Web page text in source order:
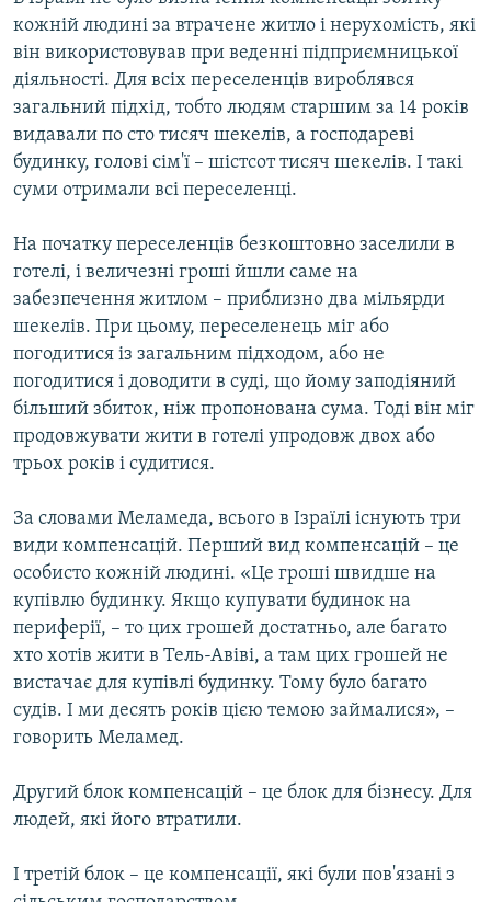
кожній людині за втрачене житло і нерухомість, які
він використовував при веденні підприємницької
діяльності. Для всіх переселенців вироблявся
загальний підхід, тобто людям старшим за 14 років
видавали по сто тисяч шекелів, а господареві
будинку, голові сім'ї – шістсот тисяч шекелів. І такі
суми отримали всі переселенці.
На початку переселенців безкоштовно заселили в
готелі, і величезні гроші йшли саме на
забезпечення житлом – приблизно два мільярди
шекелів. При цьому, переселенець міг або
погодитися із загальним підходом, або не
погодитися і доводити в суді, що йому заподіяний
більший збиток, ніж пропонована сума. Тоді він міг
продовжувати жити в готелі упродовж двох або
трьох років і судитися.
За словами Меламеда, всього в Ізраїлі існують три
види компенсацій. Перший вид компенсацій – це
особисто кожній людині. «Це гроші швидше на
купівлю будинку. Якщо купувати будинок на
периферії, – то цих грошей достатньо, але багато
хто хотів жити в Тель-Авіві, а там цих грошей не
вистачає для купівлі будинку. Тому було багато
судів. І ми десять років цією темою займалися», –
говорить Меламед.
Другий блок компенсацій – це блок для бізнесу. Для
людей, які його втратили.
І третій блок – це компенсації, які були пов'язані з